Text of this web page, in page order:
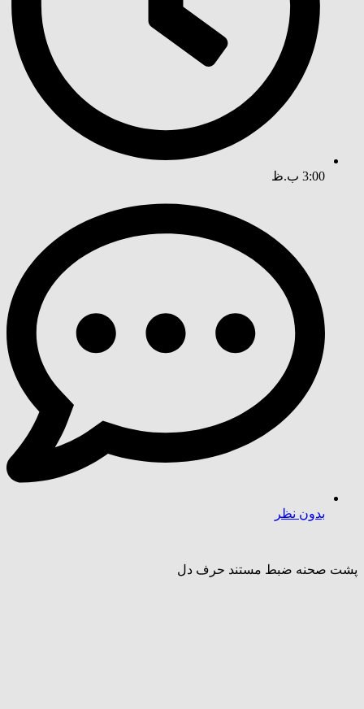
3:00 ب.ظ
بدون نظر
پشت صحنه ضبط مستند حرف دل